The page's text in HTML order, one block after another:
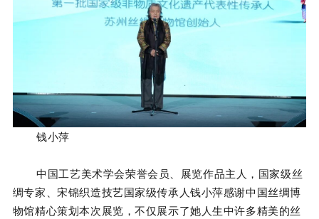
钱小萍
中国工艺美术学会荣誉会员、展览作品主人，国家级丝
绸专家、宋锦织造技艺国家级传承人钱小萍感谢中国丝绸博
物馆精心策划本次展览，不仅展示了她人生中许多精美的丝